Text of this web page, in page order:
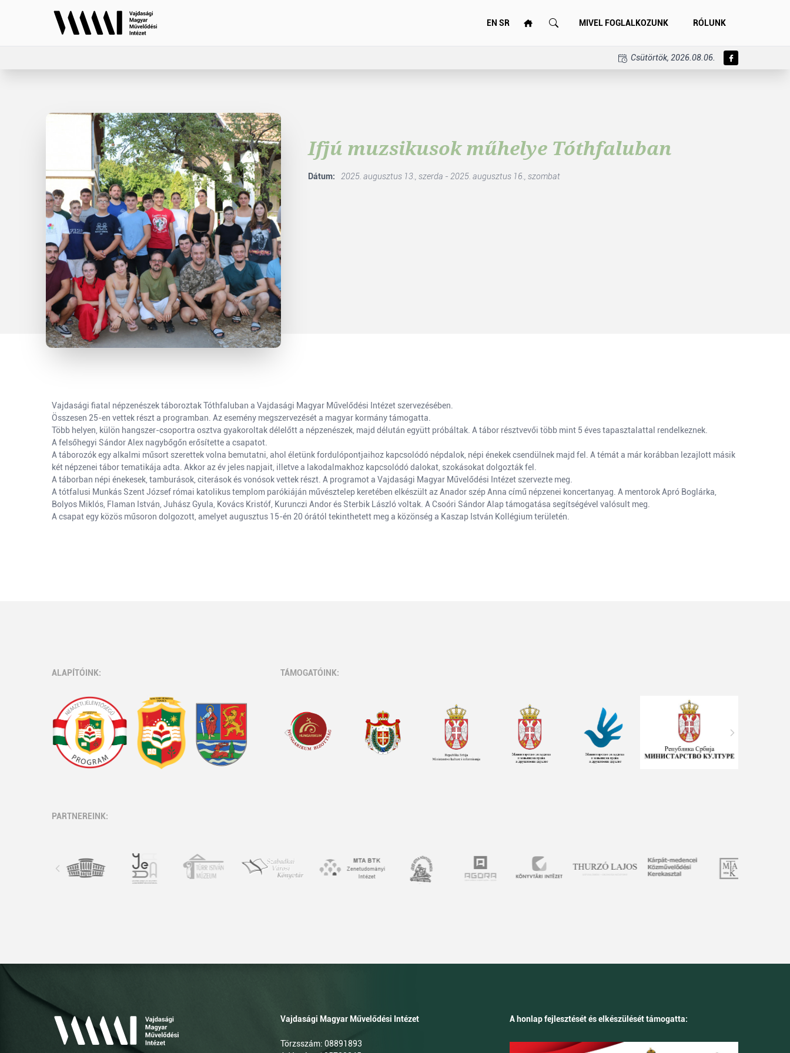
EN SR MIVEL FOGLALKOZUNK RÓLUNK
Csütörtök, 2026.08.06.
Ifjú muzsikusok műhelye Tóthfaluban
Dátum: 2025. augusztus 13., szerda - 2025. augusztus 16., szombat
Vajdasági fiatal népzenészek táboroztak Tóthfaluban a Vajdasági Magyar Művelődési Intézet szervezésében.
Összesen 25-en vettek részt a programban. Az esemény megszervezését a magyar kormány támogatta.
Több helyen, külön hangszer-csoportra osztva gyakoroltak délelőtt a népzenészek, majd délután együtt próbáltak. A tábor résztvevői több mint 5 éves tapasztalattal rendelkeznek.
A felsőhegyi Sándor Alex nagybőgőn erősítette a csapatot.
A táborozók egy alkalmi műsort szerettek volna bemutatni, ahol életünk fordulópontjaihoz kapcsolódó népdalok, népi énekek csendülnek majd fel. A témát a már korábban lezajlott másik
két népzenei tábor tematikája adta. Akkor az év jeles napjait, illetve a lakodalmakhoz kapcsolódó dalokat, szokásokat dolgozták fel.
A táborban népi énekesek, tamburások, citerások és vonósok vettek részt. A programot a Vajdasági Magyar Művelődési Intézet szervezte meg.
A tótfalusi Munkás Szent József római katolikus templom parókiáján művésztelep keretében elkészült az Anador szép Anna című népzenei koncertanyag. A mentorok Apró Boglárka,
Bolyos Miklós, Flaman István, Juhász Gyula, Kovács Kristóf, Kurunczi Andor és Sterbik László voltak. A Csoóri Sándor Alap támogatása segítségével valósult meg.
A csapat egy közös műsoron dolgozott, amelyet augusztus 15-én 20 órától tekinthetett meg a közönség a Kaszap István Kollégium területén.
ALAPÍTÓINK: TÁMOGATÓINK:
PARTNEREINK:
Vajdasági Magyar Művelődési Intézet
Törzsszám: 08891893
A honlap fejlesztését és elkészülését támogatta: